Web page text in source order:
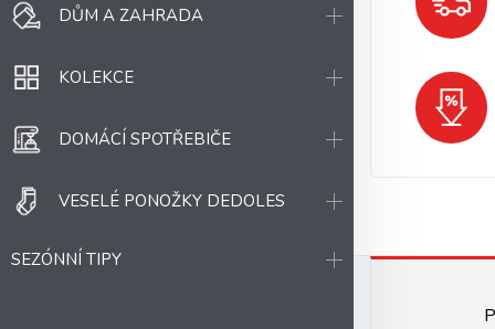
DŮM A ZAHRADA
KOLEKCE
DOMÁCÍ SPOTŘEBIČE
VESELÉ PONOŽKY DEDOLES
SEZÓNNÍ TIPY